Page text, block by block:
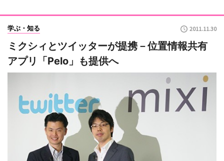
学ぶ・知る 2011.11.30
ミクシィとツイッターが提携－位置情報共有
アプリ「Pelo」も提供へ